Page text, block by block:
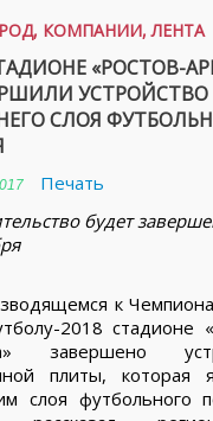
, КОМПАНИИ,ЛЕНТА
«РОСТОВ-
УСТРОЙСТВО
СЛОЯ
Печать
будет
к
2018 стадионе
завершено
плиты, которая
слоя футбольного